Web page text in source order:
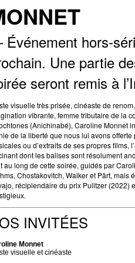
hors-
Une partie
seront remis à
visuelle très prisée, cinéaste de
vibrante, femme tributaire de la
(Anichinabé), Caroline Monnet
de la liberté que nous lui avons
ou d’extraits de ses propres films,
dont les balises sont résolument
au long de cette soirée, guidés par
Chostakovitch, Walker et Pärt,
récipiendaire du prix Pulitzer (2022)
INVITÉES
Monnet
visuelle et cinéaste